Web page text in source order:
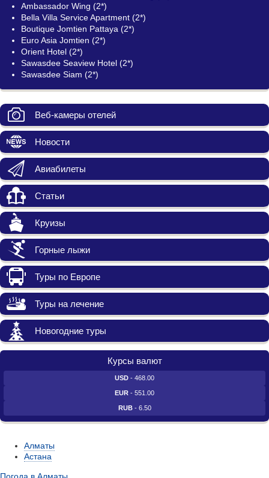
Ambassador Wing (2*)
Bella Villa Service Apartment (2*)
Boutique Jomtien Pattaya (2*)
Euro Asia Jomtien (2*)
Orient Hotel (2*)
Sawasdee Seaview Hotel (2*)
Sawasdee Siam (2*)
Веб-камеры отелей
Новости
Авиабилеты
Статьи
Круизы
Горные лыжи
Туры по Европе
Туры на лечение
Новогодние туры
Курсы валют
USD - 468.00
EUR - 551.00
RUB- 6.50
Алматы
Астана
Погода в Алматы